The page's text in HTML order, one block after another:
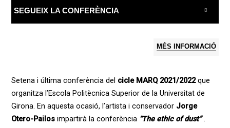
SEGUEIX LA CONFERÈNCIA
MÉS INFORMACIÓ
Setena i última conferència del cicle MARQ 2021/2022que
organitza l’Escola Politècnica Superior de la Universitat de
Girona. En aquesta ocasió, l’artista i conservador Jorge
Otero-Pailosimpartirà la conferència “The ethic of dust”.